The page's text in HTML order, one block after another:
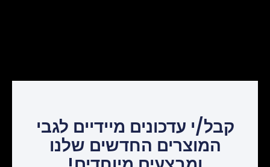
קבל/י עדכונים מיידיים לגבי
המוצרים החדשים שלנו